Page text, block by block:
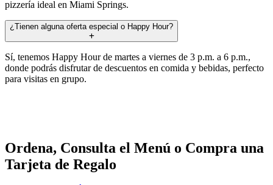
pizzería ideal en Miami Springs.
¿Tienen alguna oferta especial o Happy Hour?
Sí, tenemos Happy Hour de martes a viernes de 3 p.m. a 6 p.m.,
donde podrás disfrutar de descuentos en comida y bebidas, perfecto
para visitas en grupo.
Ordena, Consulta el Menú o Compra una
Tarjeta de Regalo